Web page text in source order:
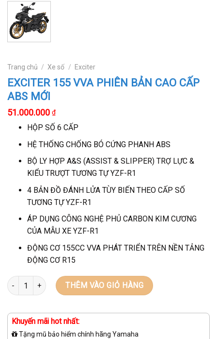
Trang chủ / Xe số / Exciter
EXCITER 155 VVA PHIÊN BẢN CAO CẤP
ABS MỚI
Giá
54.000.000 ₫.
51.000.000 ₫Giá
hiện
tại
51.000.000 ₫.
HỘP SỐ 6 CẤP
HỆ THỐNG CHỐNG BÓ CỨNG PHANH ABS
BỘ LY HỢP A&S (ASSIST & SLIPPER) TRỢ LỰC &
KIỂU TRƯỢT TƯƠNG TỰ YZF-R1
4 BẢN ĐỒ ĐÁNH LỬA TÙY BIẾN THEO CẤP SỐ
TƯƠNG TỰ YZF-R1
ÁP DỤNG CÔNG NGHỆ PHỦ CARBON KIM CƯƠNG
CỦA MẪU XE YZF-R1
ĐỘNG CƠ 155CC VVA PHÁT TRIỂN TRÊN NỀN TẢNG
ĐỘNG CƠ R15
Số lượng THÊM VÀO GIỎ HÀNG
Khuyến mãi hot nhất:
Tặng mũ bảo hiểm chính hãng Yamaha